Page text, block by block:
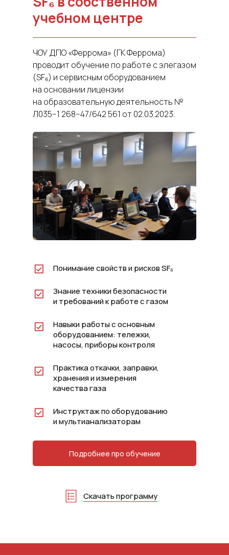
учебном центре
ЧОУ ДПО «Феррома» (ГК Феррома)
проводит обучение по работе с элегазом
(SF₆) и сервисным оборудованием
на основании лицензии
на образовательную деятельность №
Л035−1 268−47/642 561 от 02.03.2023.
Понимание свойств и рисков SF₆
Знание техники безопасности
и требований к работе с газом
Практика откачки, заправки,
хранения и измерения
качества газа
Инструктаж по оборудованию
и мультианализаторам
Навыки работы с основным
оборудованием: тележки,
насосы, приборы контроля
Подробнее про обучение
Скачать программу